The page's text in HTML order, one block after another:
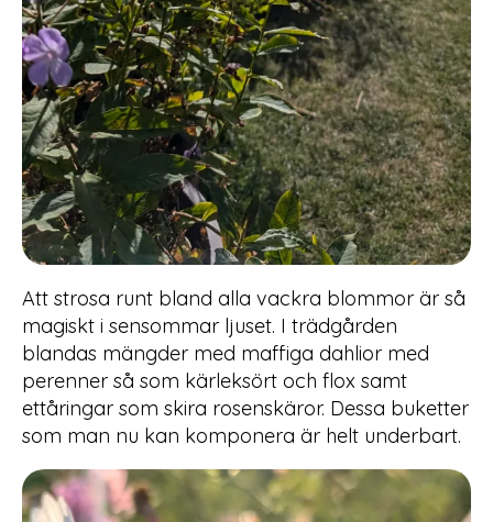
Att strosa runt bland alla vackra blommor är så
magiskt i sensommar ljuset. I trädgården
blandas mängder med maffiga dahlior med
perenner så som kärleksört och flox samt
ettåringar som skira rosenskäror. Dessa buketter
som man nu kan komponera är helt underbart.